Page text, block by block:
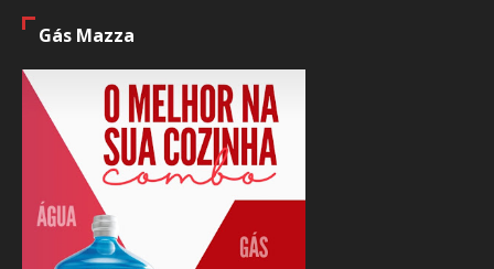
Gás Mazza